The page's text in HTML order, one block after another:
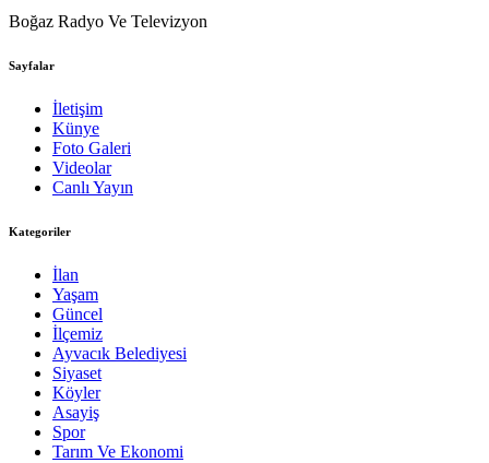
Boğaz Radyo Ve Televizyon
Sayfalar
İletişim
Künye
Foto Galeri
Videolar
Canlı Yayın
Kategoriler
İlan
Yaşam
Güncel
İlçemiz
Ayvacık Belediyesi
Siyaset
Köyler
Asayiş
Spor
Tarım Ve Ekonomi